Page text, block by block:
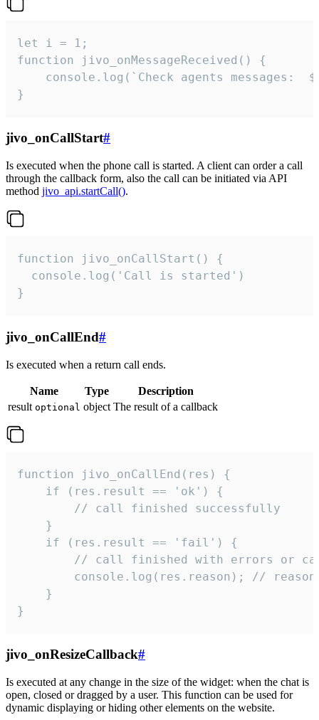
let i = 1;
function jivo_onMessageReceived() {
}
jivo_onCallStart#
Is executed when the phone call is started. A client can order a call
through the callback form, also the call can be initiated via API
method jivo_api.startCall().
function jivo_onCallStart() {
  console.log('Call is started')
}
jivo_onCallEnd#
Is executed when a return call ends.
Name Type
Description
result optional object The result of a callback
function jivo_onCallEnd(res) {
    if (res.result == 'ok') {
        // call finished successfully
    }
    if (res.result == 'fail') {
// call finished with errors or
console.log(res.reason); //
    }
}
jivo_onResizeCallback#
Is executed at any change in the size of the widget: when the chat is
open, closed or dragged by a user. This function can be used for
dynamic displaying or hiding other elements on the website.